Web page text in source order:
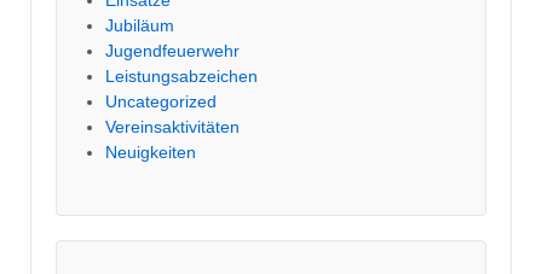
Jubiläum
Jugendfeuerwehr
Leistungsabzeichen
Uncategorized
Vereinsaktivitäten
Neuigkeiten